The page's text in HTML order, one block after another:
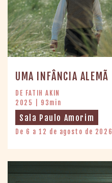
UMA INFÂNCIA ALEMÃ
DE FATIH AKIN
2025 | 93min
Sala Paulo Amorim
De 6 a 12 de agosto de 2026